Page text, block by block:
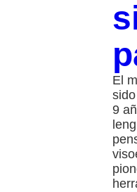
El
9